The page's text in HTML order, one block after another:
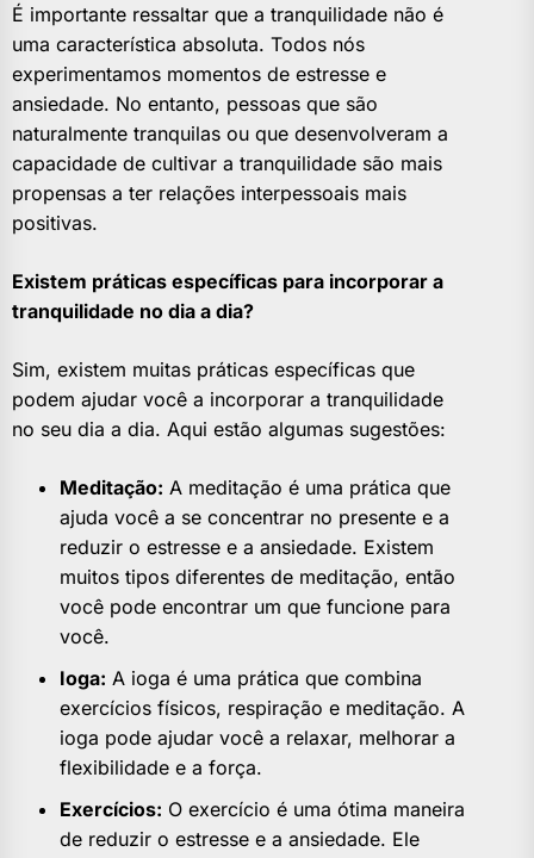
É importante ressaltar que a tranquilidade não é
uma característica absoluta. Todos nós
experimentamos momentos de estresse e
ansiedade. No entanto, pessoas que são
naturalmente tranquilas ou que desenvolveram a
capacidade de cultivar a tranquilidade são mais
propensas a ter relações interpessoais mais
positivas.
Existem práticas específicas para incorporar a
tranquilidade no dia a dia?
Sim, existem muitas práticas específicas que
podem ajudar você a incorporar a tranquilidade
no seu dia a dia. Aqui estão algumas sugestões:
Meditação: A meditação é uma prática que
ajuda você a se concentrar no presente e a
reduzir o estresse e a ansiedade. Existem
muitos tipos diferentes de meditação, então
você pode encontrar um que funcione para
você.
Ioga: A ioga é uma prática que combina
exercícios físicos, respiração e meditação. A
ioga pode ajudar você a relaxar, melhorar a
flexibilidade e a força.
Exercícios: O exercício é uma ótima maneira
de reduzir o estresse e a ansiedade. Ele